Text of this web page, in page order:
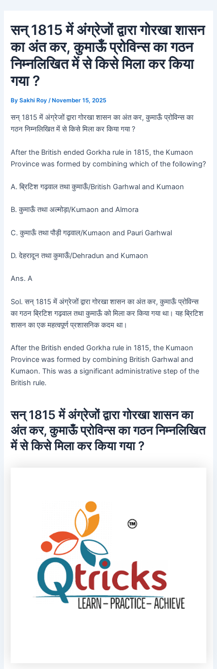
content
सन् 1815 में अंग्रेजों द्वारा गोरखा शासन
का अंत कर, कुमाऊँ प्रोविन्स का गठन
निम्नलिखित में से किसे मिला कर किया
गया ?
BySakhi Roy /November 15, 2025
सन् 1815 में अंग्रेजों द्वारा गोरखा शासन का अंत कर, कुमाऊँ प्रोविन्स का
गठन निम्नलिखित में से किसे मिला कर किया गया ?
After the British ended Gorkha rule in 1815, the Kumaon
Province was formed by combining which of the following?
A. ब्रिटिश गढ़वाल तथा कुमाऊँ/British Garhwal and Kumaon
B. कुमाऊँ तथा अल्मोड़ा/Kumaon and Almora
C. कुमाऊँ तथा पौड़ी गढ़वाल/Kumaon and Pauri Garhwal
D. देहरादून तथा कुमाऊँ/Dehradun and Kumaon
Ans. A
Sol. सन् 1815 में अंग्रेजों द्वारा गोरखा शासन का अंत कर, कुमाऊँ प्रोविन्स
का गठन ब्रिटिश गढ़वाल तथा कुमाऊँ को मिला कर किया गया था। यह ब्रिटिश
शासन का एक महत्वपूर्ण प्रशासनिक कदम था।
After the British ended Gorkha rule in 1815, the Kumaon
Province was formed by combining British Garhwal and
Kumaon. This was a significant administrative step of the
British rule.
सन् 1815 में अंग्रेजों द्वारा गोरखा शासन का
अंत कर, कुमाऊँ प्रोविन्स का गठन निम्नलिखित
में से किसे मिला कर किया गया ?